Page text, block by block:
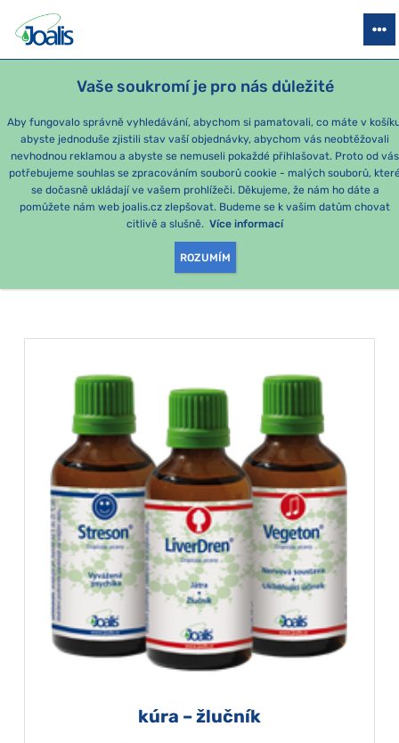
Vaše soukromí je pro nás důležité
Aby fungovalo správně vyhledávání, abychom si pamatovali, co máte v
abyste jednoduše zjistili stav vaší objednávky, abychom vás neobtěžovali
nevhodnou reklamou a abyste se nemuseli pokaždé přihlašovat. Proto od vás
potřebujeme souhlas se zpracováním souborů cookie - malých souborů,
se dočasně ukládají ve vašem prohlížeči. Děkujeme, že nám ho dáte a
pomůžete nám web joalis.cz zlepšovat. Budeme se k vašim datům chovat
citlivě a slušně. Více informací
ROZUMÍM
PRODUKTY PODLE OBTÍŽÍ SEZÓNNÍ BALÍČKY PRO DĚTI
Žlučník
PRODUKTY PODLE
KATEGORIE:
kúra – žlučník